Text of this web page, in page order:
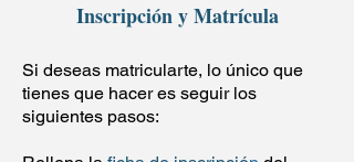
Inscripción y Matrícula
Si deseas matricularte, lo único que
tienes que hacer es seguir los
siguientes pasos: